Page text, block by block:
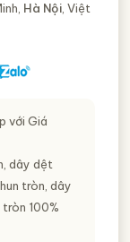
Hà Nội, Việt
với Giá
dây dệt
tròn, dây
100%